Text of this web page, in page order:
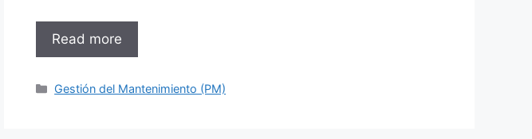
Read more
Categories
Gestión del Mantenimiento (PM)